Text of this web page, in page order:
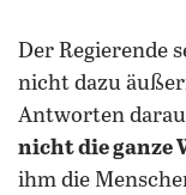
Der Regierende
nicht dazu
Antworten
nicht die ganze
ihm die